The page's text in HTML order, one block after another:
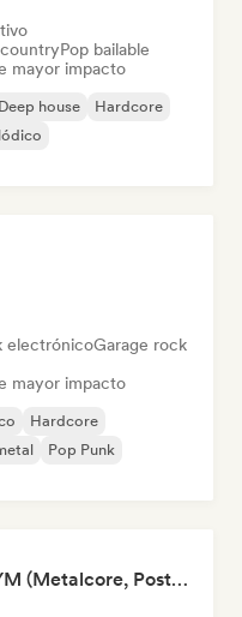
Pop bailable
mayor impacto
Deep house
Hardcore
electrónicoGarage rock
mayor impacto
Hardcore
Pop Punk
METAL POWER GYM (Metalcore, Post-Hardcore, Alt. Metal)